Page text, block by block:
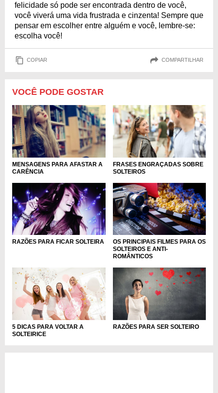
felicidade só pode ser encontrada dentro de você,
você viverá uma vida frustrada e cinzenta! Sempre que
pensar em escolher entre alguém e você, lembre-se:
escolha você!
COPIAR COMPARTILHAR
VOCÊ PODE GOSTAR
MENSAGENS PARA AFASTAR A
CARÊNCIA
FRASES ENGRAÇADAS SOBRE
SOLTEIROS
RAZÕES PARA FICAR SOLTEIRA
OS PRINCIPAIS FILMES PARA OS
SOLTEIROS E ANTI-
ROMÂNTICOS
5 DICAS PARA VOLTAR A
SOLTEIRICE
RAZÕES PARA SER SOLTEIRO